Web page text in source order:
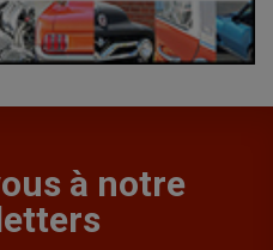
à notre